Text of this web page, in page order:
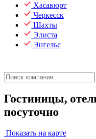
Хасавюрт
Черкесск
Шахты
Элиста
Энгельс
Гостиницы,
посуточно
Показать на карте